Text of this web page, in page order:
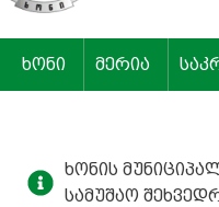
ხონი მერია
ხონის
სამუშაო